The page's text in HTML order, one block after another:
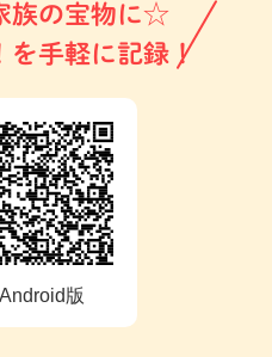
族の宝物に☆
を手軽に記録！
Android版